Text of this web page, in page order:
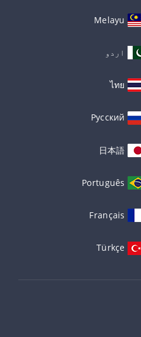
Melayu
اردو
ไทย
Русский
日本語
Português
Français
Türkçe